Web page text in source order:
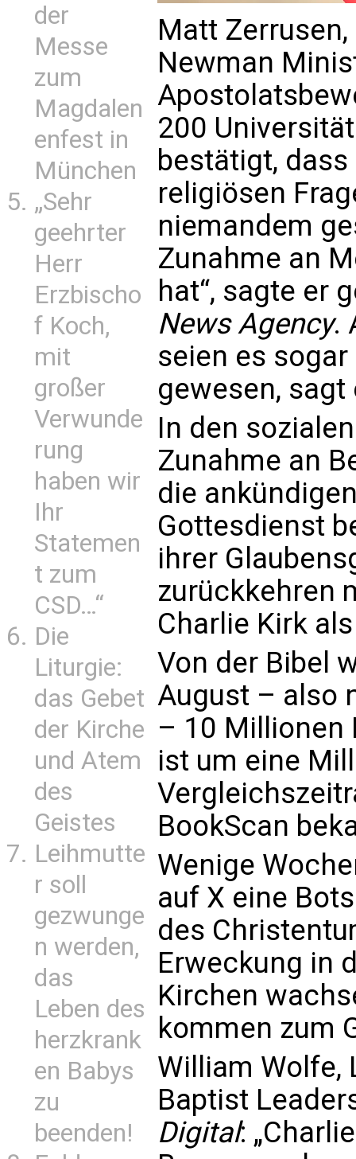
der
Messe
zum
Magdalen
enfest in
München
„Sehr
geehrter
Herr
Erzbischo
f Koch,
mit
großer
Verwunde
rung
haben wir
Ihr
Statemen
t zum
CSD…“
Die
Liturgie:
das Gebet
der Kirche
und Atem
des
Geistes
Leihmutte
r soll
gezwunge
n werden,
das
Leben des
herzkrank
en Babys
zu
beenden!
Matt
Newman
200
bestätigt,
religiösen
niemandem
Zunahme an
hat“, sagte er
News Agency.
seien es
gewesen, sagt
In den
Zunahme an
die
Gottesdienst
ihrer
zurückkehren
Charlie Kirk
Von der Bibel
August – also
– 10 Millionen
ist um eine
BookScan
Wenige
auf X eine
des
Erweckung in
Kirchen
kommen zum
William Wolfe,
Baptist
Digital: